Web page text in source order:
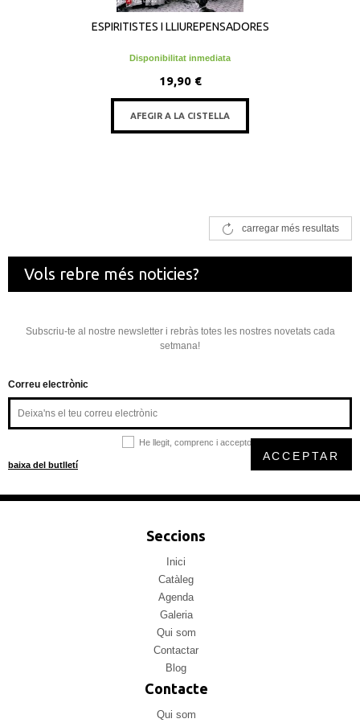
ESPIRITISTES I LLIUREPENSADORES
Disponibilitat inmediata
19,90 €
AFEGIR A LA CISTELLA
carregar més resultats
Vols rebre més noticies?
Subscriu-te al nostre newsletter i rebràs totes les nostres novetats cada
setmana!
Correu electrònic
He llegit, comprenc i accepto la
baixa del butlletí
ACCEPTAR
Seccions
Inici
Catàleg
Agenda
Galeria
Qui som
Contactar
Blog
Contacte
Qui som